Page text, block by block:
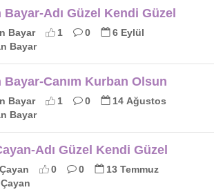
Bayar-Adı Güzel Kendi Güzel
Bayar 1 0
6 Eylül
Bayar
Bayar-Canım Kurban Olsun
Bayar 1 0
14 Ağustos
Bayar
Adı Güzel Kendi Güzel
0 0
13 Temmuz